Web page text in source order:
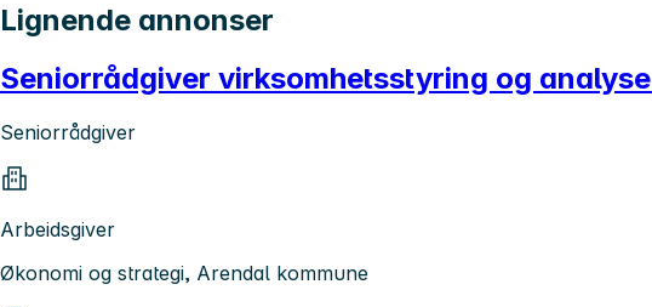
Lignende annonser
Seniorrådgiver virksomhetsstyring og analyse
Seniorrådgiver
Arbeidsgiver
Økonomi og strategi, Arendal kommune